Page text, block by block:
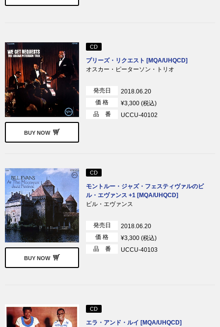
BUY NOW
CD
プリーズ・リクエスト [MQA/UHQCD]
オスカー・ピーターソン・トリオ
発売日
2018.06.20
価 格
¥3,300 (税込)
品 番
UCCU-40102
BUY NOW
CD
モントルー・ジャズ・フェスティヴァルのビ
ル・エヴァンス +1 [MQA/UHQCD]
ビル・エヴァンス
発売日
2018.06.20
価 格
¥3,300 (税込)
品 番
UCCU-40103
CD
エラ・アンド・ルイ [MQA/UHQCD]